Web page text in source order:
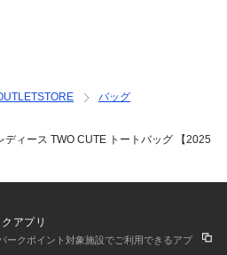
バッグ
ディース TWO CUTE トートバッグ 【2025
アプリ
ークポイント対象施設でご利用できるアプ